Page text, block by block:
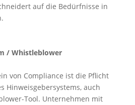
auf die Bedürfnisse in
/ Whistleblower
von Compliance ist die Pflicht
Hinweisgebersystems, auch
Tool. Unternehmen mit